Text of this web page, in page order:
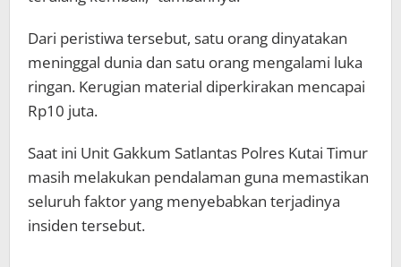
Dari peristiwa tersebut, satu orang dinyatakan
meninggal dunia dan satu orang mengalami luka
ringan. Kerugian material diperkirakan mencapai
Rp10 juta.
Saat ini Unit Gakkum Satlantas Polres Kutai Timur
masih melakukan pendalaman guna memastikan
seluruh faktor yang menyebabkan terjadinya
insiden tersebut.